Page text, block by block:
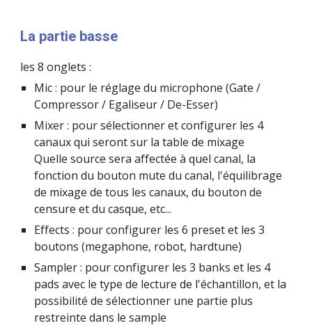
La partie basse
les 8 onglets :
Mic : pour le réglage du microphone (Gate /
Compressor / Egaliseur / De-Esser)
Mixer : pour sélectionner et configurer les 4
canaux qui seront sur la table de mixage
Quelle source sera affectée à quel canal, la
fonction du bouton mute du canal, l'équilibrage
de mixage de tous les canaux, du bouton de
censure et du casque, etc...
Effects : pour configurer les 6 preset et les 3
boutons (megaphone, robot, hardtune)
Sampler : pour configurer les 3 banks et les 4
pads avec le type de lecture de l'échantillon, et la
possibilité de sélectionner une partie plus
restreinte dans le sample